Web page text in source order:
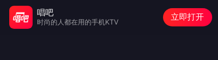
唱吧
时尚的人都在用的手机KTV
立即打开